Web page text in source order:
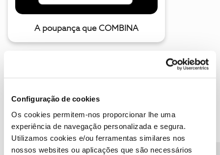
Configuração de cookies
Os cookies permitem-nos proporcionar lhe uma
experiência de navegação personalizada e segura.
Utilizamos cookies e/ou ferramentas similares nos
nossos websites ou aplicações que são necessários
A poupança que COMBINA
Descubra as novidades de julho